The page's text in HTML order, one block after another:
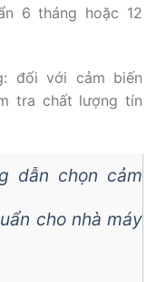
6 tháng hoặc 12
đối với cảm biến
tra chất lượng tín
dẫn chọn cảm
cho nhà máy